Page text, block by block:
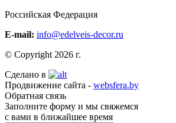
Российская Федерация
E-mail: info@edelveis-decor.ru
© Copyright 2026 г.
Сделано в
Продвижение сайта - websfera.by
Обратная связь
Заполните форму и мы свяжемся
с вами в ближайшее время